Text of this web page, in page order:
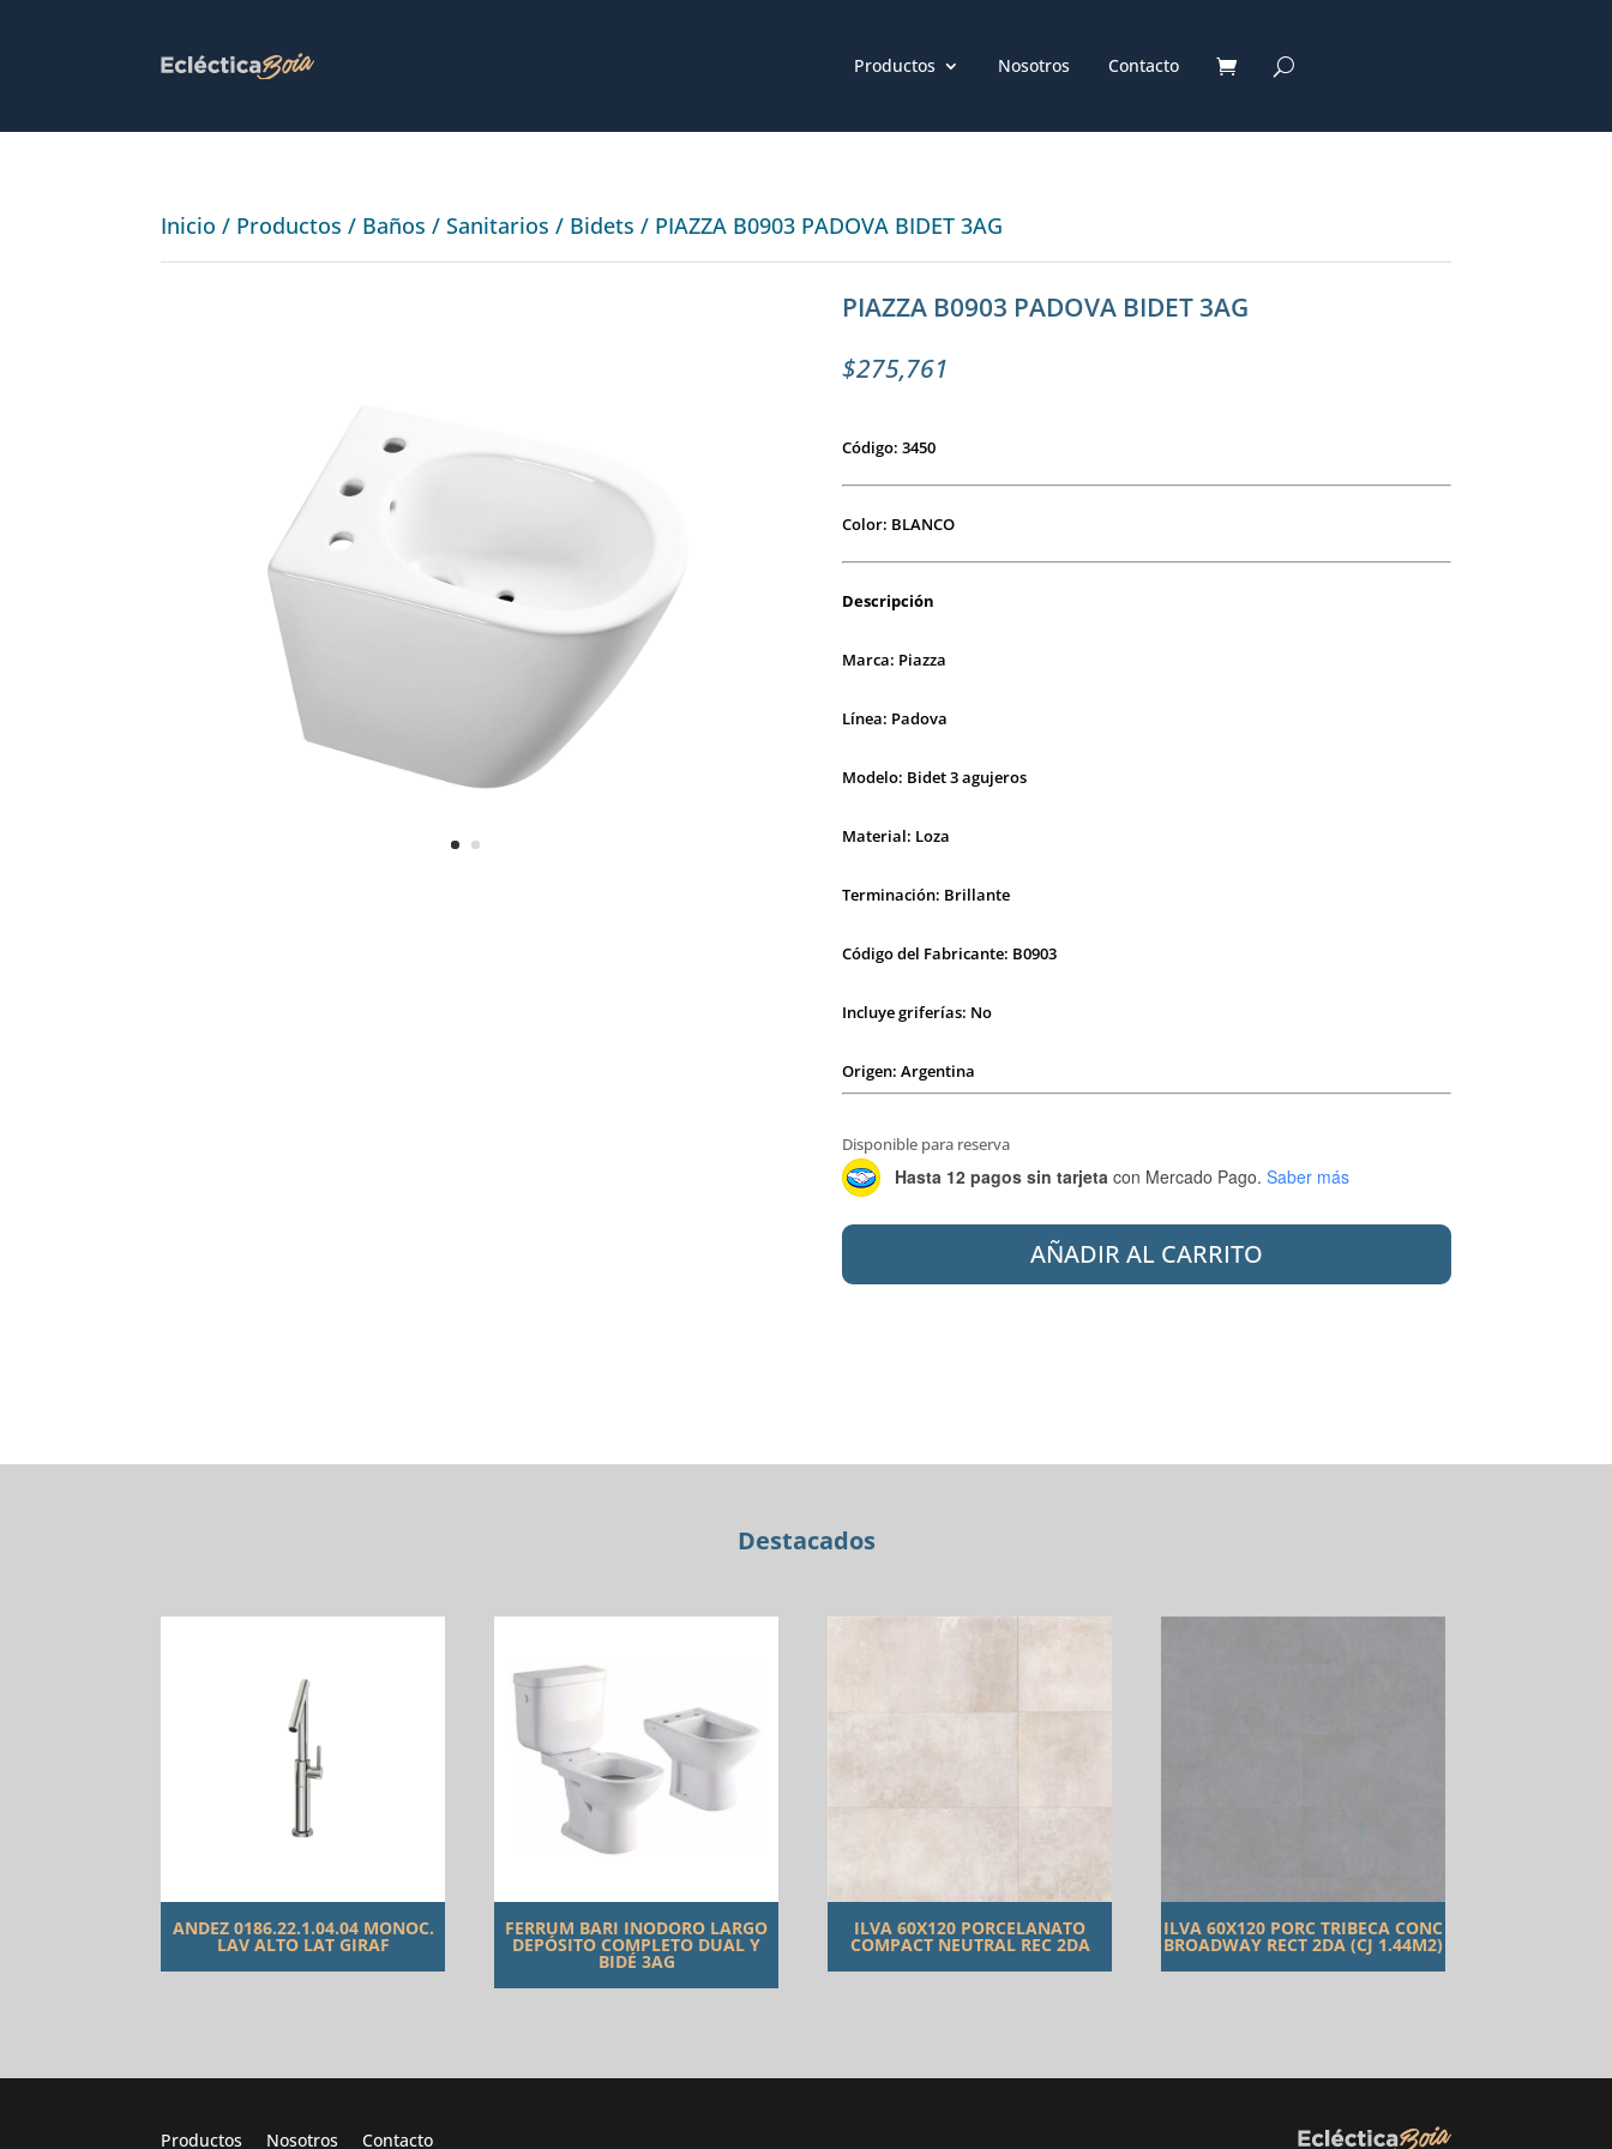
Productos Nosotros Contacto
Inicio / Productos / Baños /Sanitarios / Bidets / PIAZZA B0903 PADOVA BIDET 3AG
PIAZZA B0903 PADOVA BIDET 3AG
$275,761
Código: 3450
Color: BLANCO
Descripción
Marca: Piazza
Línea: Padova
Modelo: Bidet 3 agujeros
Material: Loza
Terminación: Brillante
Código del Fabricante: B0903
Incluye griferías: No
Origen: Argentina
Disponible para reserva
Hasta 12 pagos sin tarjetacon Mercado Pago. Saber más
PIAZZA
PADOVA
AÑADIR AL CARRITO
Destacados
ANDEZ 0186.22.1.04.04 MONOC.
LAV ALTO LAT GIRAF
FERRUM BARI INODORO LARGO
DEPÓSITO COMPLETO DUAL Y
BIDÉ 3AG
ILVA 60X120 PORCELANATO
COMPACT NEUTRAL REC 2DA
ILVA 60X120 PORC TRIBECA CONC
BROADWAY RECT 2DA (CJ 1.44M2)
Productos NosotrosContacto